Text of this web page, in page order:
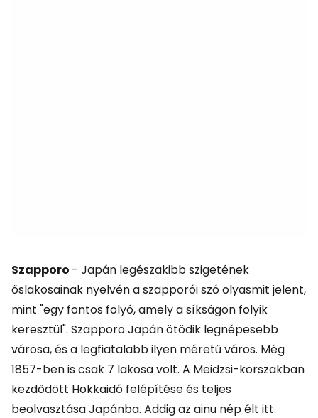
Szapporo - Japán legészakibb szigetének
őslakosainak nyelvén a szapporói szó olyasmit jelent,
mint "egy fontos folyó, amely a síkságon folyik
keresztül". Szapporo Japán ötödik legnépesebb
városa, és a legfiatalabb ilyen méretű város. Még
1857-ben is csak 7 lakosa volt. A Meidzsi-korszakban
kezdődött Hokkaidó felépítése és teljes
beolvasztása Japánba. Addig az ainu nép élt itt.